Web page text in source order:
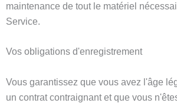
maintenance de tout le matériel
Service.
Vos obligations d'enregistrement
Vous garantissez que vous avez l'âge
un contrat contraignant et que vous